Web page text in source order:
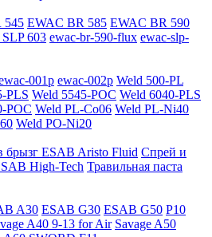
545 EWAC BR 585 EWAC BR 590
603 ewac-br-590-flux ewac-slp-
001p ewac-002p Weld 500-PL
PLS Weld 5545-POC Weld 6040-PLS
POC Weld PL-Co06 Weld PL-Ni40
Weld PO-Ni20
брызг ESAB Aristo Fluid Спрей и
High-Tech Травильная паста
A30 ESAB G30 ESAB G50 P10
A40 9-13 for Air Savage A50